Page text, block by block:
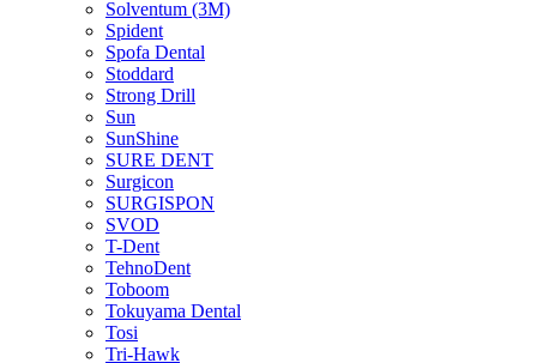
Solventum (3M)
Spident
Spofa Dental
Stoddard
Strong Drill
Sun
SunShine
SURE DENT
Surgicon
SURGISPON
SVOD
T-Dent
TehnoDent
Toboom
Tokuyama Dental
Tosi
Tri-Hawk